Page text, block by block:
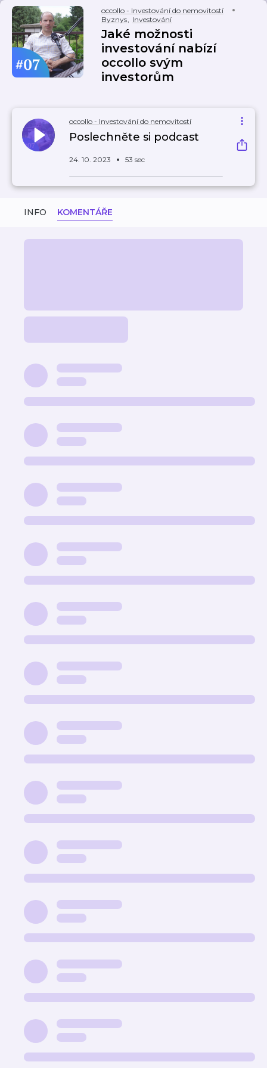
occollo - Investování do nemovitostí
Byznys, Investování
Jaké možnosti
investování nabízí
occollo svým
investorům
occollo - Investování do nemovitostí
Poslechněte si podcast
24. 10. 2023 53 sec
INFO KOMENTÁŘE